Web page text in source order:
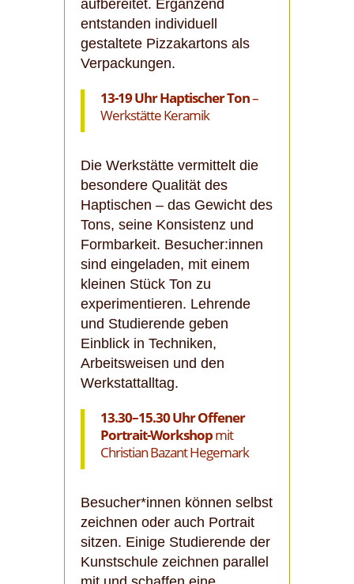
aufbereitet. Ergänzend
entstanden individuell
gestaltete Pizzakartons als
Verpackungen.
13-19 UhrHaptischer Ton–
Werkstätte Keramik
Die Werkstätte vermittelt die
besondere Qualität des
Haptischen – das Gewicht des
Tons, seine Konsistenz und
Formbarkeit. Besucher:innen
sind eingeladen, mit einem
kleinen Stück Ton zu
experimentieren. Lehrende
und Studierende geben
Einblick in Techniken,
Arbeitsweisen und den
Werkstattalltag.
13.30–15.30 UhrOffener
Portrait-Workshopmit
Christian Bazant Hegemark
Besucher*innen können selbst
zeichnen oder auch Portrait
sitzen. Einige Studierende der
Kunstschule zeichnen parallel